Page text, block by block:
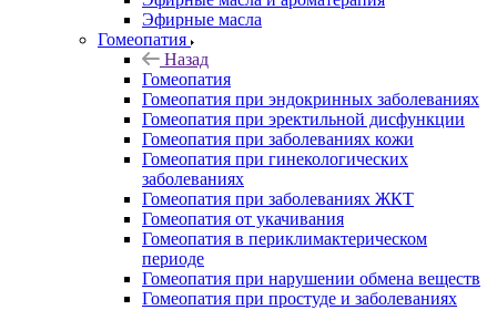
Эфирные масла
Гомеопатия
Назад
Гомеопатия
Гомеопатия при эндокринных заболеваниях
Гомеопатия при эректильной дисфункции
Гомеопатия при заболеваниях кожи
Гомеопатия при гинекологических
заболеваниях
Гомеопатия при заболеваниях ЖКТ
Гомеопатия от укачивания
Гомеопатия в периклимактерическом
периоде
Гомеопатия при нарушении обмена веществ
Гомеопатия при простуде и заболеваниях